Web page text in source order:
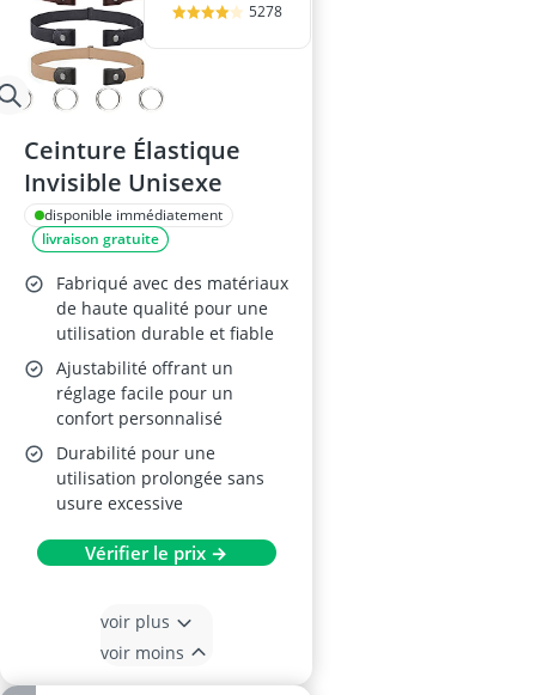
5278
Ceinture Élastique
Invisible Unisexe
disponible immédiatement
livraison gratuite
Fabriqué avec des matériaux
de haute qualité pour une
utilisation durable et fiable
Ajustabilité offrant un
réglage facile pour un
confort personnalisé
Durabilité pour une
utilisation prolongée sans
usure excessive
Vérifier le prix →
voir plus
voir moins